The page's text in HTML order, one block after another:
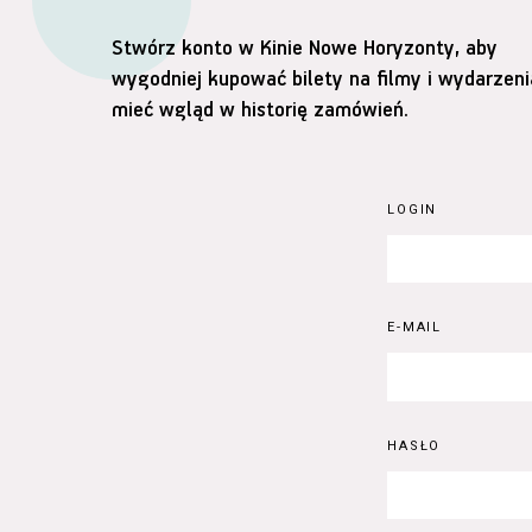
Stwórz konto w Kinie Nowe Horyzonty, aby
wygodniej kupować bilety na filmy i
mieć wgląd w historię zamówień.
LOGIN
E-MAIL
HASŁO